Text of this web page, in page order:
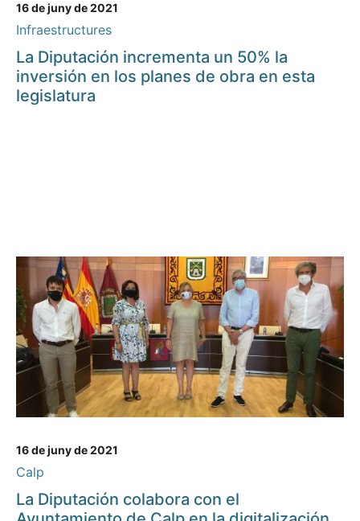
16 de juny de 2021
Infraestructures
La Diputación incrementa un 50% la
inversión en los planes de obra en esta
legislatura
16 de juny de 2021
Calp
La Diputación colabora con el